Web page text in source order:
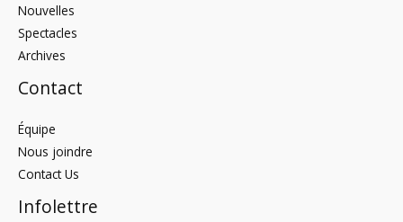
Nouvelles
Spectacles
Archives
Contact
Équipe
Nous joindre
Contact Us
Infolettre